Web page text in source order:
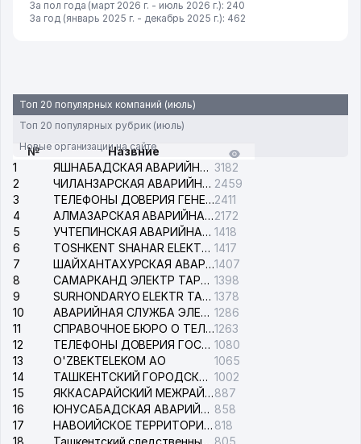
За пол года (март 2026 г. - июль 2026 г.): 240
За год (январь 2025 г. - декабрь 2025 г.): 462
Топ 20 популярных компаний (июль)
Топ 20 популярных рубрик (июль)
Новые организации на сайте
№
Назвние
1
ЯШНАБАДСКАЯ АВАРИЙНАЯ СЛУЖБА ЭЛЕКТРОСЕТИ 3182
2
ЧИЛАНЗАРСКАЯ АВАРИЙНАЯ СЛУЖБА ЭЛЕКТРОСЕТИ 2459
3
ТЕЛЕФОНЫ ДОВЕРИЯ ГЕНЕРАЛЬНОЙ ПРОКУРАТУРЫ РЕСПУБЛИКИ УЗБЕКИСТАН2411
4
АЛМАЗАРСКАЯ АВАРИЙНАЯ СЛУЖБА ЭЛЕКТРОСЕТИ2172
5
УЧТЕПИНСКАЯ АВАРИЙНАЯ СЛУЖБА ЭЛЕКТРОСЕТИ 1418
6
TOSHKENT SHAHAR ELEKTR TARMOQLARI KORXONASI АО 1417
7
ШАЙХАНТАХУРСКАЯ АВАРИЙНАЯ СЛУЖБА ЭЛЕКТРОСЕТИ1407
8
САМАРКАНД ЭЛЕКТР ТАРМОКЛАРИ АО 1398
9
SURHONDARYO ELEKTR TARMOKLARI АО 1378
10
АВАРИЙНАЯ СЛУЖБА ЭЛЕКТРОСЕТИ ТАШКЕНТСКОГО РАЙОНА 1286
11
СПРАВОЧНОЕ БЮРО О ТЕЛЕФОНАХ ОРГАНИЗАЦИЙ г. ТАШКЕНТА1263
12
ТЕЛЕФОНЫ ДОВЕРИЯ ГОСУДАРСТВЕННОГО ЦЕНТРА ТЕСТИРОВАНИЯ 1080
13
O'ZBEKTELEKOM АО
1065
14
ТАШКЕНТСКИЙ ГОРОДСКОЙ СУД ПО ГРАЖДАНСКИМ ДЕЛАМ 1002
15
ЯККАСАРАЙСКИЙ МЕЖРАЙОННЫЙ СУД ПО ГРАЖДАНСКИМ ДЕЛАМ887
16
ЮНУСАБАДСКАЯ АВАРИЙНАЯ СЛУЖБА ЭЛЕКТРОСЕТИ 858
17
НАВОИЙСКОЕ ТЕРРИТОРИАЛЬНОЕ ПРЕДПРИЯТИЕ ЭЛЕКТРОСЕТИ АО 818